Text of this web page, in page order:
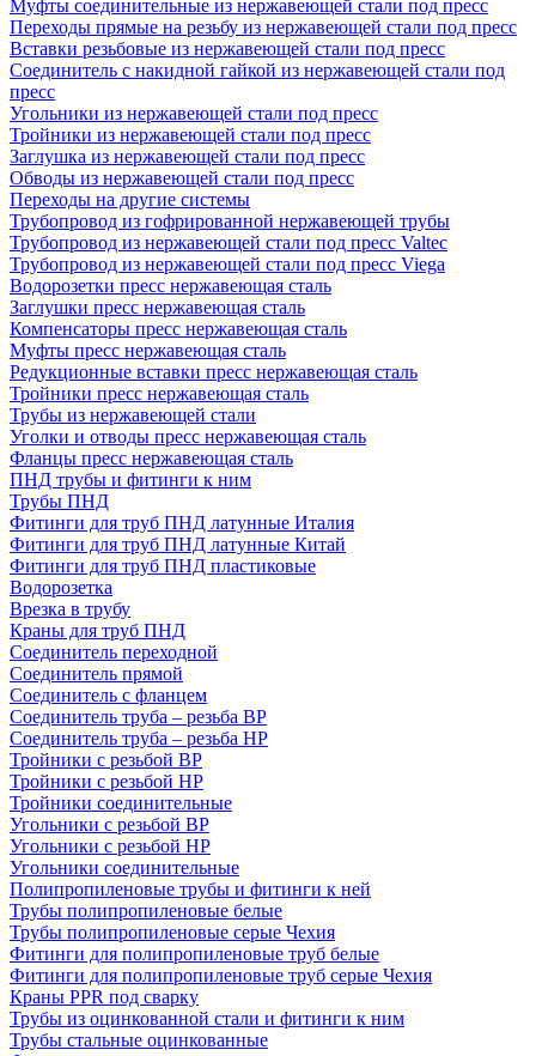
Муфты соединительные из нержавеющей стали под пресс
Переходы прямые на резьбу из нержавеющей стали под пресс
Вставки резьбовые из нержавеющей стали под пресс
Соединитель с накидной гайкой из нержавеющей стали под
пресс
Угольники из нержавеющей стали под пресс
Тройники из нержавеющей стали под пресс
Заглушка из нержавеющей стали под пресс
Обводы из нержавеющей стали под пресс
Переходы на другие системы
Трубопровод из гофрированной нержавеющей трубы
Трубопровод из нержавеющей стали под пресс Valtec
Трубопровод из нержавеющей стали под пресс Viega
Водорозетки пресс нержавеющая сталь
Заглушки пресс нержавеющая сталь
Компенсаторы пресс нержавеющая сталь
Муфты пресс нержавеющая сталь
Редукционные вставки пресс нержавеющая сталь
Тройники пресс нержавеющая сталь
Трубы из нержавеющей стали
Уголки и отводы пресс нержавеющая сталь
Фланцы пресс нержавеющая сталь
ПНД трубы и фитинги к ним
Трубы ПНД
Фитинги для труб ПНД латунные Италия
Фитинги для труб ПНД латунные Китай
Фитинги для труб ПНД пластиковые
Водорозетка
Врезка в трубу
Краны для труб ПНД
Соединитель переходной
Соединитель прямой
Соединитель с фланцем
Соединитель труба – резьба ВР
Соединитель труба – резьба НР
Тройники с резьбой ВР
Тройники с резьбой НР
Тройники соединительные
Угольники с резьбой ВР
Угольники с резьбой НР
Угольники соединительные
Полипропиленовые трубы и фитинги к ней
Трубы полипропиленовые белые
Трубы полипропиленовые серые Чехия
Фитинги для полипропиленовые труб белые
Фитинги для полипропиленовые труб серые Чехия
Краны PPR под сварку
Трубы из оцинкованной стали и фитинги к ним
Трубы стальные оцинкованные